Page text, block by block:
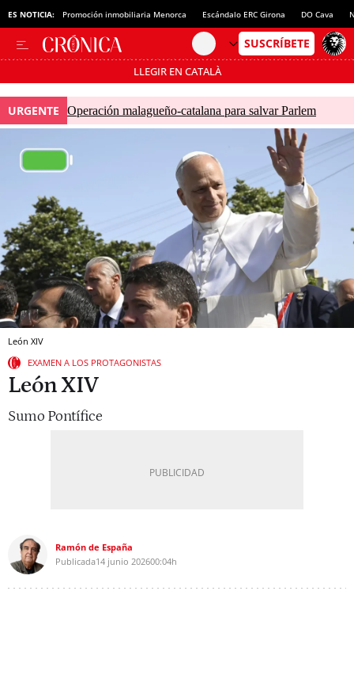
ES NOTICIA: Promoción inmobiliaria Menorca Escándalo ERC Girona DO Cava
LLEGIR EN CATALÀ
Pásate al MODO AHORRO
URGENTE Operación malagueño-catalana para salvar Parlem
León XIV
EXAMEN A LOS PROTAGONISTAS
León XIV
Sumo Pontífice
Ramón de España
Publicada14 junio 202600:04h